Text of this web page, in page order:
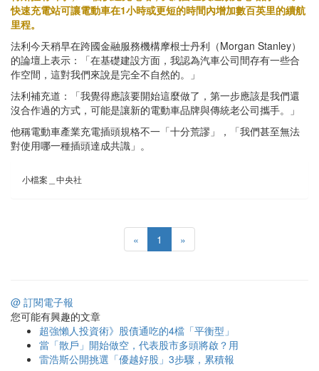
快速充電站可讓電動車在1小時或更短的時間內增加數百英里的續航
里程。
法利今天稍早在跨國金融服務機構摩根士丹利（Morgan Stanley）
的論壇上表示：「在基礎建設方面，我認為汽車公司間存有一些合
作空間，這對我們來說是完全不自然的。」
法利補充道：「我覺得應該要開始這麼做了，第一步應該是我們還
沒合作過的方式，可能是讓新的電動車品牌與傳統老公司攜手。」
他稱電動車產業充電插頭規格不一「十分荒謬」，「我們甚至無法
對使用哪一種插頭達成共識」。
小檔案＿中央社
« 1 »
@ 訂閱電子報
您可能有興趣的文章
超強懶人投資術》股債通吃的4檔「平衡型」
當「散戶」開始做空，代表股市多頭將啟？用
雷浩斯公開挑選「優越好股」3步驟，累積報